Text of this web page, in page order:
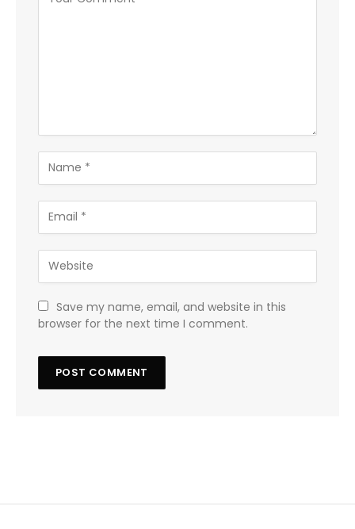
Save my name, email, and website in this
browser for the next time I comment.